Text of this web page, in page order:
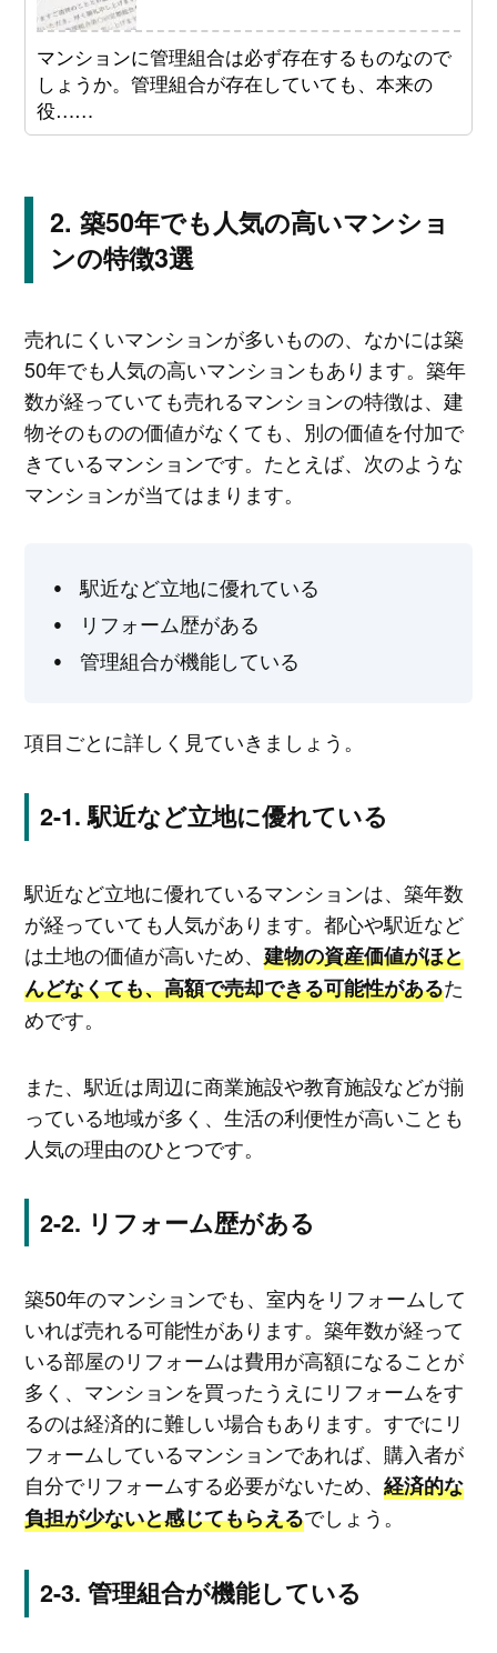
マンションに管理組合は必ず存在するものなので
しょうか。管理組合が存在していても、本来の
役……
築50年でも人気の高いマンショ
ンの特徴3選
売れにくいマンションが多いものの、なかには築
50年でも人気の高いマンションもあります。築年
数が経っていても売れるマンションの特徴は、建
物そのものの価値がなくても、別の価値を付加で
きているマンションです。たとえば、次のような
マンションが当てはまります。
駅近など立地に優れている
リフォーム歴がある
管理組合が機能している
項目ごとに詳しく見ていきましょう。
駅近など立地に優れている
駅近など立地に優れているマンションは、築年数
が経っていても人気があります。都心や駅近など
は土地の価値が高いため、 建物の資産価値がほと
んどなくても、高額で売却できる可能性があるた
めです。
また、駅近は周辺に商業施設や教育施設などが揃
っている地域が多く、生活の利便性が高いことも
人気の理由のひとつです。
リフォーム歴がある
築50年のマンションでも、室内をリフォームして
いれば売れる可能性があります。築年数が経って
いる部屋のリフォームは費用が高額になることが
多く、マンションを買ったうえにリフォームをす
るのは経済的に難しい場合もあります。すでにリ
フォームしているマンションであれば、購入者が
自分でリフォームする必要がないため、 経済的な
負担が少ないと感じてもらえるでしょう。
管理組合が機能している